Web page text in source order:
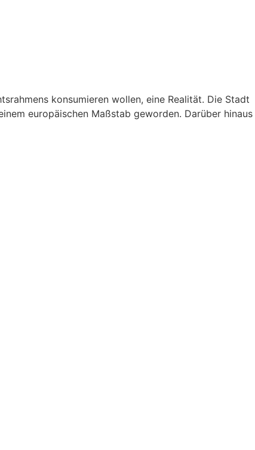
konsumieren wollen, eine Realität. Die Stadt
europäischen Maßstab geworden. Darüber hinaus